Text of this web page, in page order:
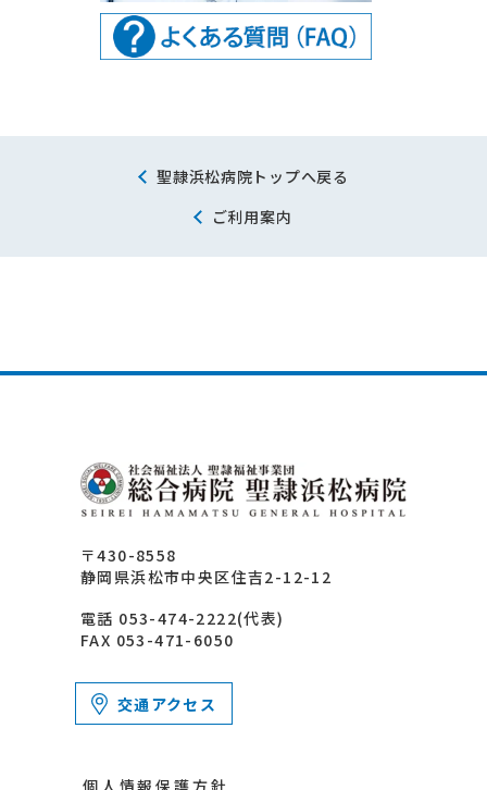
ご利用案内
聖隷浜松病院トップへ戻る
〒430-8558
静岡県浜松市中央区住吉2-12-12
電話 053-474-2222(代表)
FAX 053-471-6050
交通アクセス